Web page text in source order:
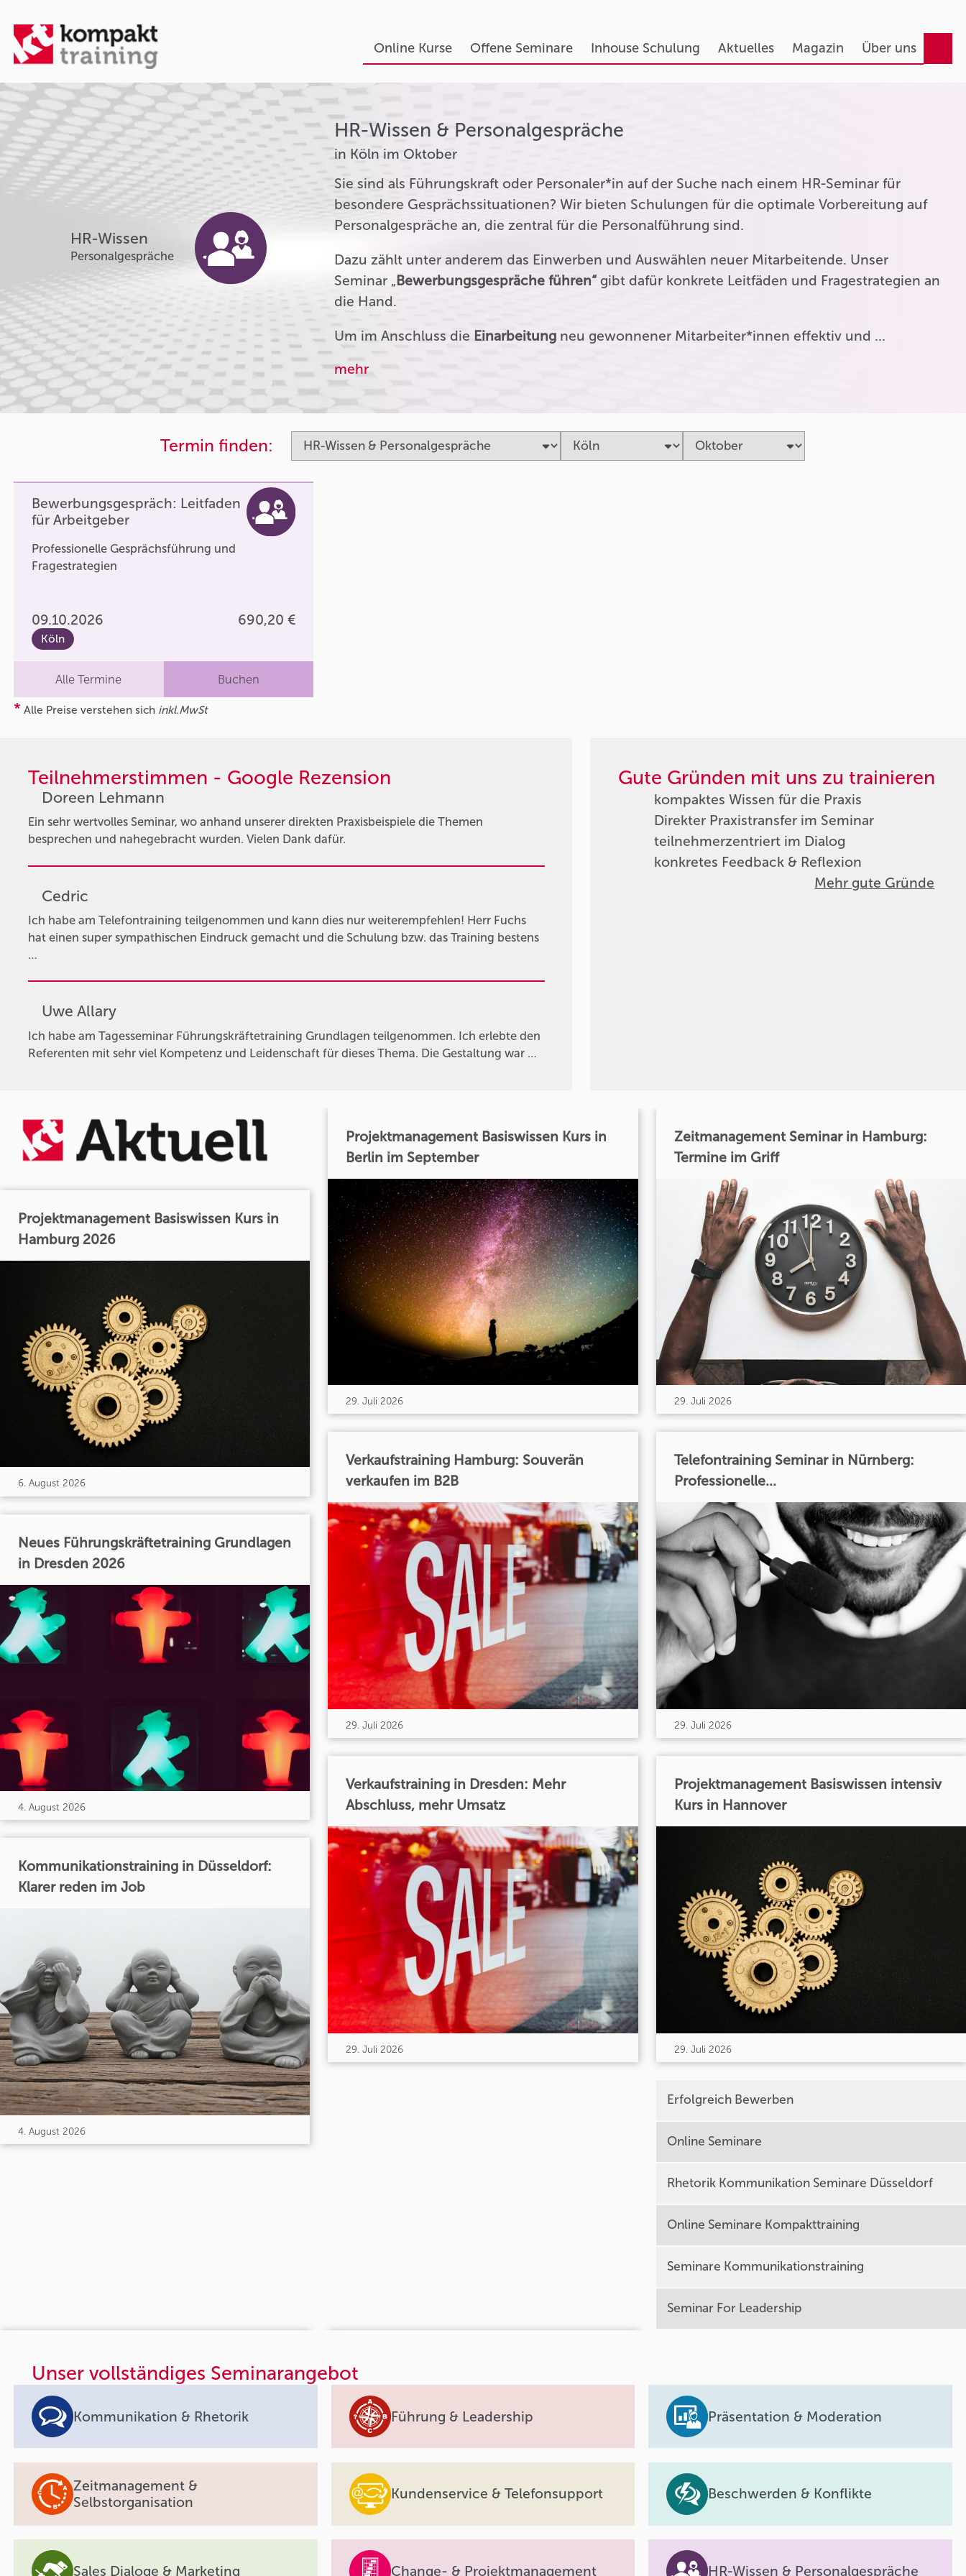
Online Kurse Offene Seminare Inhouse Schulung Aktuelles Magazin Über uns
HR-Wissen
Personalgespräche
HR-Wissen & Personalgespräche
in Köln im Oktober
Sie sind als Führungskraft oder Personaler*in auf der Suche nach einem HR-Seminar für
besondere Gesprächssituationen? Wir bieten Schulungen für die optimale Vorbereitung auf
Personalgespräche an, die zentral für die Personalführung sind.
Dazu zählt unter anderem das Einwerben und Auswählen neuer Mitarbeitende. Unser
Seminar „Bewerbungsgespräche führen“ gibt dafür konkrete Leitfäden und Fragestrategien an
die Hand.
Um im Anschluss die Einarbeitung neu gewonnener Mitarbeiter*innen effektiv und …
mehr
Termin finden:
Bewerbungsgespräch: Leitfaden
für Arbeitgeber
Professionelle Gesprächsführung und
Fragestrategien
09.10.2026 690,20 €
Köln
Alle Termine Buchen
* Alle Preise verstehen sich inkl.MwSt
Teilnehmerstimmen - Google Rezension
Doreen Lehmann
Ein sehr wertvolles Seminar, wo anhand unserer direkten Praxisbeispiele die Themen
besprechen und nahegebracht wurden. Vielen Dank dafür.
Cedric
Ich habe am Telefontraining teilgenommen und kann dies nur weiterempfehlen! Herr Fuchs
hat einen super sympathischen Eindruck gemacht und die Schulung bzw. das Training bestens
…
Uwe Allary
Ich habe am Tagesseminar Führungskräftetraining Grundlagen teilgenommen. Ich erlebte den
Referenten mit sehr viel Kompetenz und Leidenschaft für dieses Thema. Die Gestaltung war …
Gute Gründen mit uns zu trainieren
kompaktes Wissen für die Praxis
Direkter Praxistransfer im Seminar
teilnehmerzentriert im Dialog
konkretes Feedback & Reflexion
Mehr gute Gründe
Projektmanagement Basiswissen Kurs in
Hamburg 2026
6. August 2026
Neues Führungskräftetraining Grundlagen
in Dresden 2026
4. August 2026
Kommunikationstraining in Düsseldorf:
Klarer reden im Job
4. August 2026
Projektmanagement Basiswissen Kurs in
Berlin im September
29. Juli 2026
Verkaufstraining Hamburg: Souverän
verkaufen im B2B
29. Juli 2026
Verkaufstraining in Dresden: Mehr
Abschluss, mehr Umsatz
29. Juli 2026
Zeitmanagement Seminar in Hamburg:
Termine im Griff
29. Juli 2026
Telefontraining Seminar in Nürnberg:
Professionelle...
29. Juli 2026
Projektmanagement Basiswissen intensiv
Kurs in Hannover
29. Juli 2026
Erfolgreich Bewerben
Online Seminare
Rhetorik Kommunikation Seminare Düsseldorf
Online Seminare Kompakttraining
Seminare Kommunikationstraining
Seminar For Leadership
Unser vollständiges Seminarangebot
Kommunikation & Rhetorik Führung & Leadership Präsentation & Moderation
Zeitmanagement &
Selbstorganisation
Kundenservice & Telefonsupport Beschwerden & Konflikte
Sales Dialoge & Marketing Change- & Projektmanagement HR-Wissen & Personalgespräche